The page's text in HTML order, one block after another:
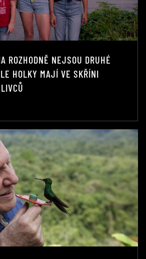
ROZHODNĚ NEJSOU DRUHÉ
HOLKY MAJÍ VE SKŘÍNI